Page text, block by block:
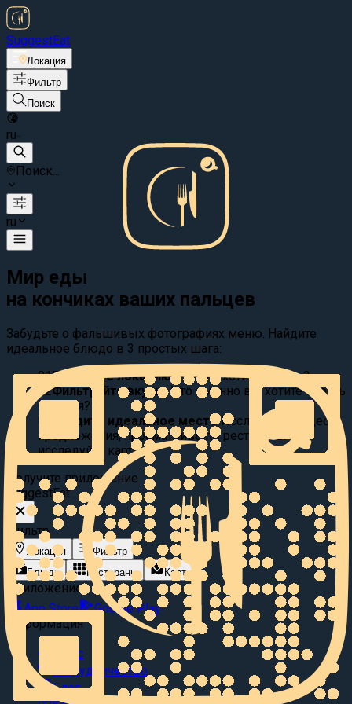
SuggestEat
Локация
Фильтр
Поиск
ru
Поиск...
ru
Мир еды
на кончиках ваших пальцев
Забудьте о фальшивых фотографиях меню. Найдите
идеальное блюдо в 3 простых шага:
01Выберите локацию:
Где вы хотите поесть?
02Фильтруйте вкусы: Что именно вы хотите съесть
сегодня?
03
Найдите идеальное место Исследуйте видео
предложения, просматривайте рестораны или
исследуйте карту.
Получите приложение
SuggestEat
Фильтр
Локация
Фильтр
Блюда
Рестораны Карта
Приложение
App Store
Google Play
Информация
О нас
Сотрудничество
Блог